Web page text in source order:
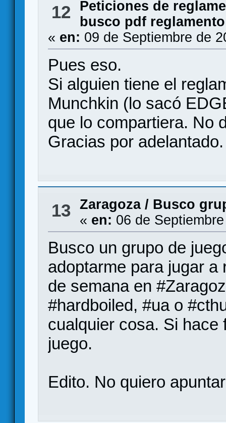
12
Peticiones de
busco pdf
« en: 09 de Septiembre de
Pues eso.
Si alguien tiene el
Munchkin (lo sacó
que lo compartiera. No
Gracias por adelantado.
13 Zaragoza/ Busco
« en: 06 de
Busco un grupo de
adoptarme para jugar
de semana en
#hardboiled, #ua o
cualquier cosa. Si hace
juego.
Edito. No quiero